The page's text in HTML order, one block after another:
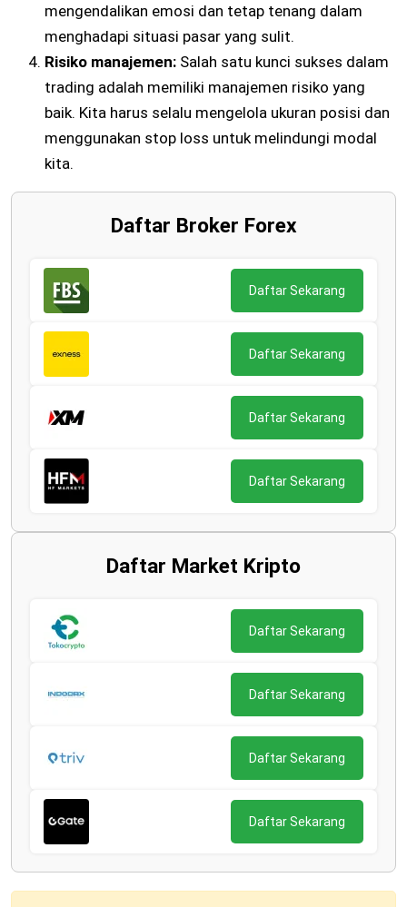
mengendalikan emosi dan tetap tenang dalam
menghadapi situasi pasar yang sulit.
Risiko manajemen: Salah satu kunci sukses dalam
trading adalah memiliki manajemen risiko yang
baik. Kita harus selalu mengelola ukuran posisi dan
menggunakan stop loss untuk melindungi modal
kita.
Daftar Broker Forex
Daftar Sekarang
Daftar Sekarang
Daftar Sekarang
Daftar Sekarang
Daftar Market Kripto
Daftar Sekarang
Daftar Sekarang
Daftar Sekarang
Daftar Sekarang